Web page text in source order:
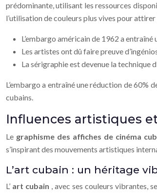
prédominante, utilisant les ressources
l’utilisation de couleurs plus vives pour attirer
L’embargo américain de 1962 a entraîné
Les artistes ont dû faire preuve
La sérigraphie est devenue la technique
L’embargo a entraîné une réduction de 60%
cubains.
Influences artistiques
Le graphisme des affiches de cinéma
s’inspirant des mouvements artistiques
L’art cubain : un héritage
L’ art cubain , avec ses couleurs vibrantes,